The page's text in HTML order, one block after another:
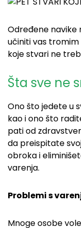
Određene
učiniti vas tromim
koje stvari ne
Šta sve ne
Ono što jedete u
kao i ono što
pati od
da preispitate
obroka i
varenja.
Problemi s
Mnoge osobe